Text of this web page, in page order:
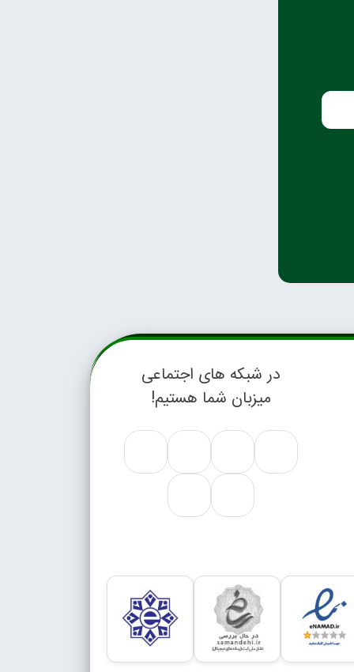
در شبکه های اجتماعی
میزبان شما هستیم!